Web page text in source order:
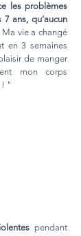
les problèmes
ans, qu’aucun
Ma vie a changé
en 3 semaines
de manger
mon corps
! "
pendant